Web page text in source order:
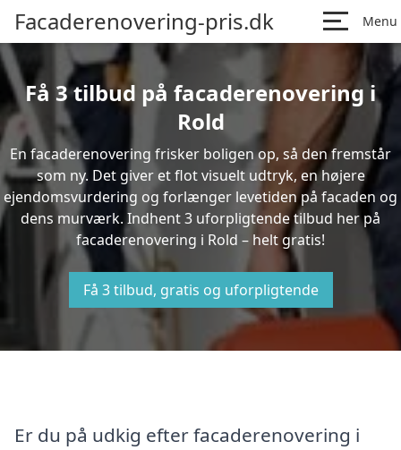
Facaderenovering-pris.dk Menu
Få 3 tilbud på facaderenovering i
Rold
En facaderenovering frisker boligen op, så den fremstår
som ny. Det giver et flot visuelt udtryk, en højere
ejendomsvurdering og forlænger levetiden på facaden og
dens murværk. Indhent 3 uforpligtende tilbud her på
facaderenovering i Rold – helt gratis!
Få 3 tilbud, gratis og uforpligtende
Er du på udkig efter facaderenovering i